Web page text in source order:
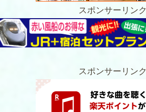
スポンサーリンク
スポンサーリンク